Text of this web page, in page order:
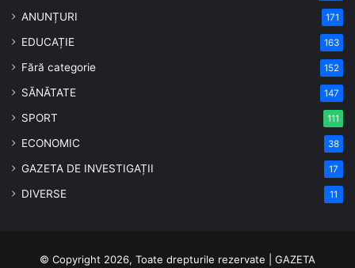
ANUNȚURI 171
EDUCAȚIE 163
Fără categorie 152
SĂNĂTATE 147
SPORT 111
ECONOMIC 38
GAZETA DE INVESTIGAȚII 17
DIVERSE 11
© Copyright 2026, Toate drepturile rezervate | GAZETA